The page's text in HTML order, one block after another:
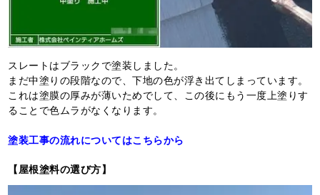
スレートはブラックで塗装しました。
まだ中塗りの段階なので、下地の色が浮き出てしまっています。
これは塗膜の厚みが薄いためでして、この後にもう一度上塗りす
ることで色ムラがなくなります。
塗装工事の流れについてはこちらから
【屋根塗料の選び方】